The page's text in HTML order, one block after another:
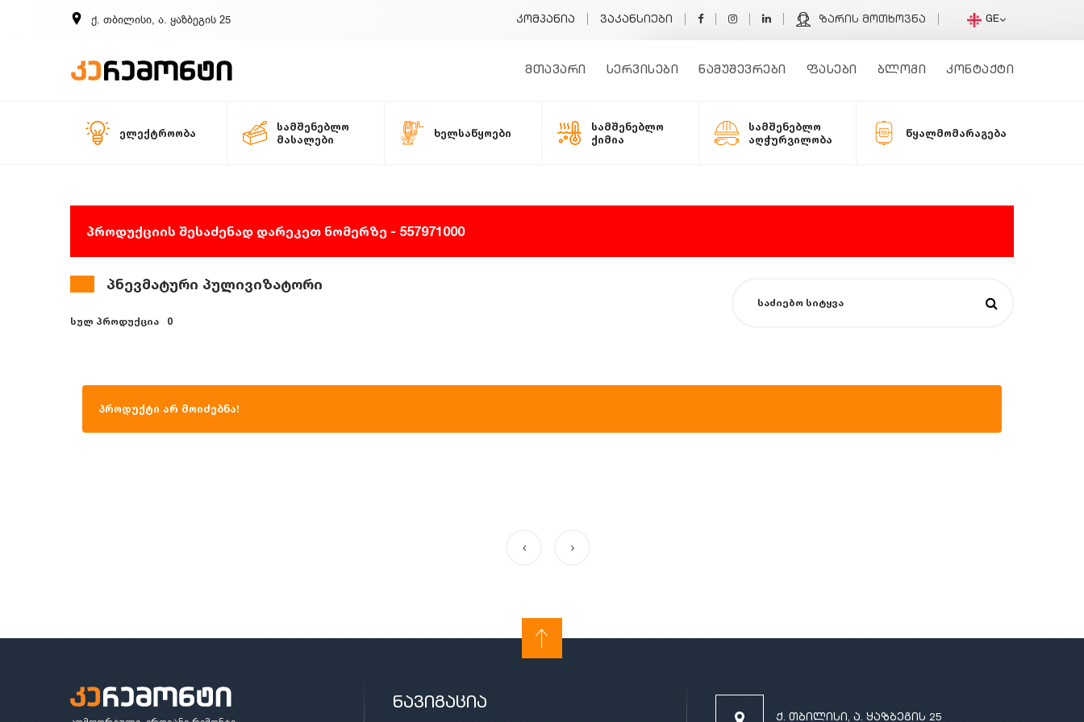
ქ. თბილისი, ა. ყაზბეგის 25 კომპანია ვაკანსიები ზარის მოთხოვნა GE
მთავარი სერვისები ნამუშევრები ფასები ბლოგი კონტაქტი
ელექტროობა
სამშენებლო
მასალები
ხელსაწყოები
სამშენებლო
ქიმია
სამშენებლო
აღჭურვილობა
წყალმომარაგება
პროდუქციის შესაძენად დარეკეთ ნომერზე - 557971000
პნევმატური პულივიზატორი
სულ პროდუქცია 0
პროდუქტი არ მოიძებნა!
ნავიგაცია
ქ. თბილისი, ა. ყაზბეგის 25